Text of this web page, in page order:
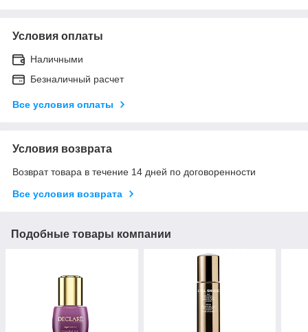
Условия оплаты
Наличными
Безналичный расчет
Все условия оплаты
Условия возврата
Возврат товара в течение 14 дней по договоренности
Все условия возврата
Подобные товары компании